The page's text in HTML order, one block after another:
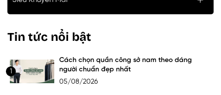
Tin tức nổi bật
1
Cách chọn quần công sở nam theo dáng
người chuẩn đẹp nhất
05/08/2026